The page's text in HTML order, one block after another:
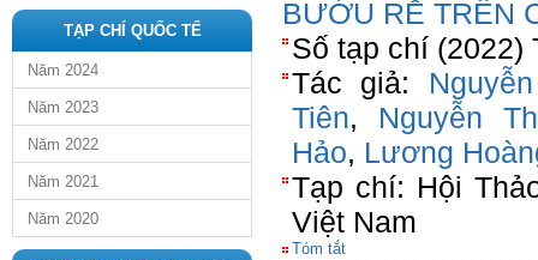
TẠP CHÍ QUỐC TẾ
Năm 2024
Năm 2023
Năm 2022
Năm 2021
Năm 2020
BƯỚU RỄ TRÊN
Số tạp chí (2022)
Tác giả:
Tiên, Nguyễn
Hảo, Lương
Tạp chí: Hội
Việt Nam
Tóm tắt